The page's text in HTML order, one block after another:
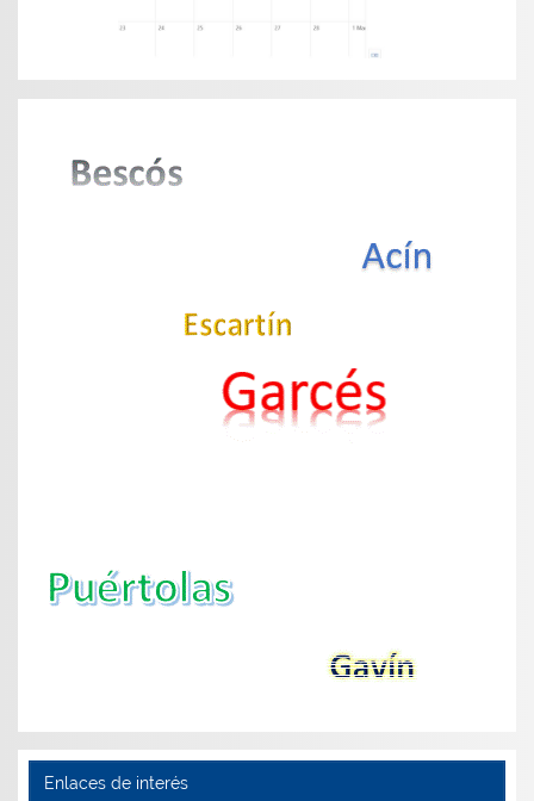
Enlaces de interés